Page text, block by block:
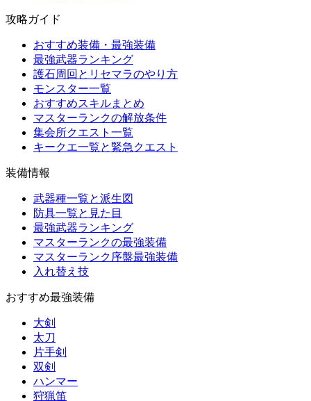
攻略ガイド
おすすめ装備・最強装備
最強武器ランキング
護石周回とリセマラのやり方
モンスター一覧
おすすめスキルまとめ
マスターランクの解放条件
集会所クエスト一覧
キークエ一覧と緊急クエスト
装備情報
武器種一覧と派生図
防具一覧と見た目
最強武器ランキング
マスターランクの最強装備
マスターランク序盤最強装備
入れ替え技
おすすめ最強装備
大剣
太刀
片手剣
双剣
ハンマー
狩猟笛